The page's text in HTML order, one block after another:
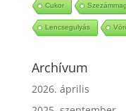
Cukor
Lencsegulyás
Archívum
2026. április